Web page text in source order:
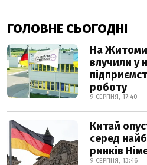
ГОЛОВНЕ СЬОГОДНІ
На
влучили у
роботу
9 СЕРПНЯ, 17:40
Китай
серед
ринків
9 СЕРПНЯ, 13:46